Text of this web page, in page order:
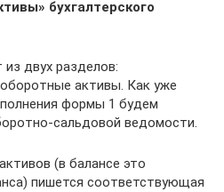
бухгалтерского
двух разделов:
активы. Как уже
формы 1 будем
сальдовой ведомости.
(в балансе это
пишется соответствующая